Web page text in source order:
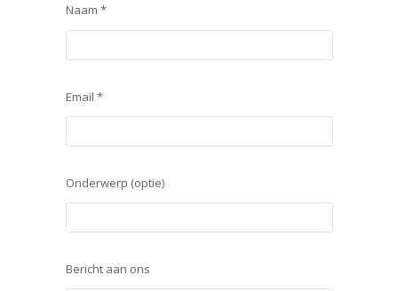
Naam *
Email *
Onderwerp (optie)
Bericht aan ons